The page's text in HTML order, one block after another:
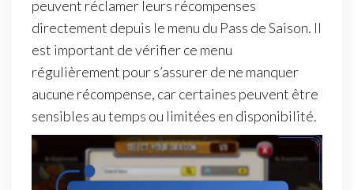
peuvent réclamer leurs récompenses
directement depuis le menu du Pass de Saison. Il
est important de vérifier ce menu
régulièrement pour s’assurer de ne manquer
aucune récompense, car certaines peuvent être
sensibles au temps ou limitées en disponibilité.